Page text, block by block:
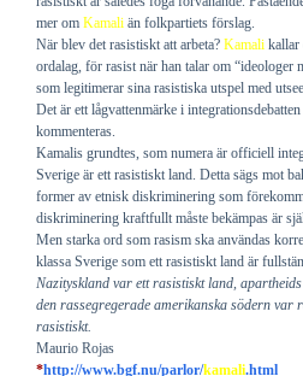
mer om Kamali än folkpartiets förslag.
När blev det rasistiskt att arbeta? Kamali kallar
ordalag, för rasist när han talar om “ideologer
som legitimerar sina rasistiska utspel med
Det är ett lågvattenmärke i
kommenteras.
Kamalis grundtes, som numera är officiell
Sverige är ett rasistiskt land. Detta sägs mot
former av etnisk diskriminering som
diskriminering kraftfullt måste bekämpas är
Men starka ord som rasism ska användas
klassa Sverige som ett rasistiskt land är
Nazityskland var ett rasistiskt land,
den rassegregerade amerikanska södern var
rasistiskt.
Maurio Rojas
*http://www.bgf.nu/parlor/kamali.html